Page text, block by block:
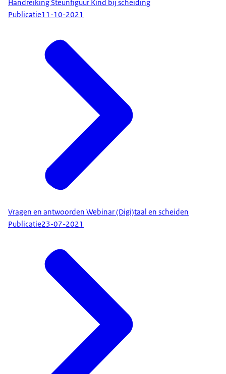
Handreiking Steunfiguur Kind bij scheiding
Publicatie11-10-2021
Vragen en antwoorden Webinar (Digi)taal en scheiden
Publicatie23-07-2021